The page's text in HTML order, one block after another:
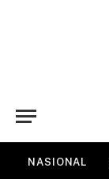
NASIONAL